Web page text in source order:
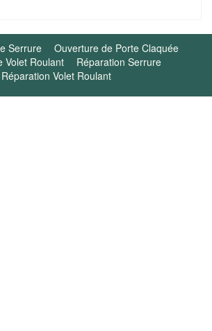
Serrure
Ouverture de Porte Claquée
Volet Roulant
Réparation Serrure
Réparation Volet Roulant